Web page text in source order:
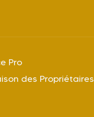
Pro
des Propriétaires